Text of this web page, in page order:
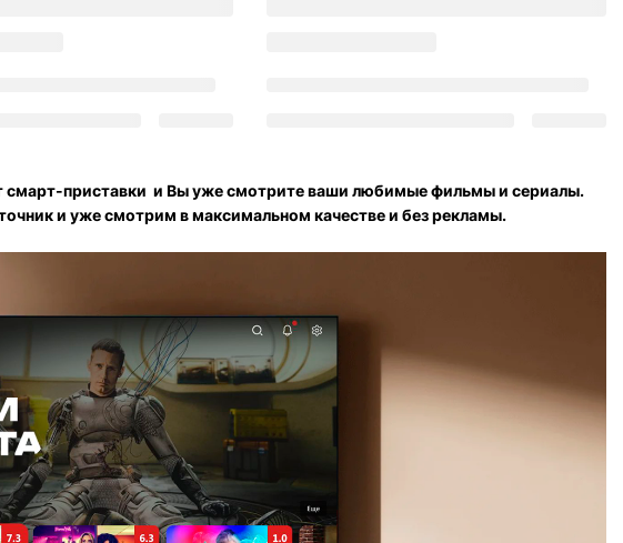
смарт-приставки и Вы уже смотрите ваши любимые фильмы и сериалы.
и уже смотрим в максимальном качестве и без рекламы.